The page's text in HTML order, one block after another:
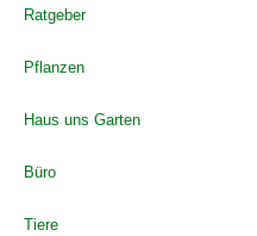
Ratgeber
Pflanzen
Haus uns Garten
Büro
Tiere